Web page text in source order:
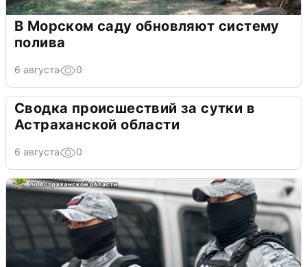
В Морском саду обновляют систему
полива
6 августа 0
Сводка происшествий за сутки в
Астраханской области
6 августа 0